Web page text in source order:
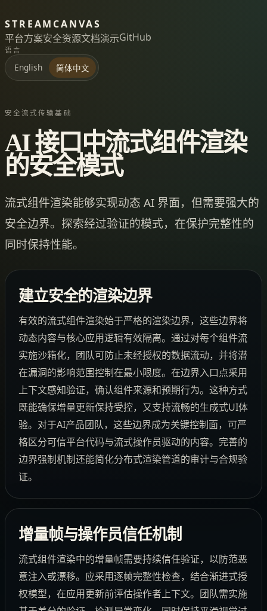
STREAMCANVAS
平台方案安全资源文档演示GitHub
语言
English 简体中文
安全流式传输基础
AI 接口中流式组件渲染
的安全模式
流式组件渲染能够实现动态 AI 界面，但需要强大的
安全边界。探索经过验证的模式，在保护完整性的
同时保持性能。
建立安全的渲染边界
有效的流式组件渲染始于严格的渲染边界，这些边界将
动态内容与核心应用逻辑有效隔离。通过对每个组件流
实施沙箱化，团队可防止未经授权的数据流动，并将潜
在漏洞的影响范围控制在最小限度。在边界入口点采用
上下文感知验证，确认组件来源和预期行为。这种方式
既能确保增量更新保持受控，又支持流畅的生成式UI体
验。对于AI产品团队，这些边界成为关键控制面，可严
格区分可信平台代码与流式操作员驱动的内容。完善的
边界强制机制还能简化分布式渲染管道的审计与合规验
证。
增量帧与操作员信任机制
流式组件渲染中的增量帧需要持续信任验证，以防范恶
意注入或漂移。应采用逐帧完整性检查，结合渐进式授
权模型，在应用更新前评估操作者上下文。团队需实施